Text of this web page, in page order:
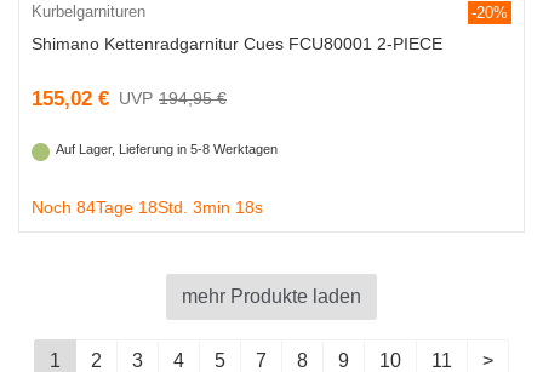
Kurbelgarnituren -20%
Shimano Kettenradgarnitur Cues FCU80001 2-PIECE
155,02 € 194,95 €
Auf Lager, Lieferung in 5-8 Werktagen
Noch 84Tage 18Std. 3min 18s
mehr Produkte laden
1 2 3 4 5 7 8 9 10 11 >